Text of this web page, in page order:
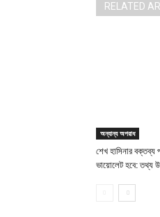
RELATED
অন্যান্য অপরাধ
শেখ হাসিনার বক্তব্য
ভায়োলেট হবে: তথ্য